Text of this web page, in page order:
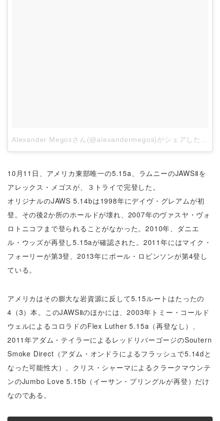
10月11日、アメリカ東部唯一の5.15a、 ラムニーのJAWSⅡを
アレックス・メゴスが、
３トライで完登した。
オリジナルのJAWS 5.14bは1998年にデイヴ・グレアムが初
登。 その後2か所のホールドが壊れ、2007年のヴァスヤ・ヴォ
ロトニコフまで登られることがなかった。2010年、ダニエ
ル・ウッズが再登し5.15aが確認された。 2011年にはマイク・
フォーリーが第3登、2013年にポール・ロビンソンが第4登し
ている。
アメリカはその膨大な岩資源に反して5.15ルートはたったの
4（3）本。このJAWSⅡのほかには、2003年トミー・コールド
ウェルによるコロラドのFlex Luther 5.15a（再登なし）、
2011年アダム・ テイラーによるレッドリバーゴージのSoutern
Smoke Direct（アダム・オンドラによるフラッシュで5.14dと
なった可能性大）、クリス・ シャーマによるクラークマウンテ
ンのJumbo Love 5.15b（イーサン・プリングルが再登）だけ
なのである。